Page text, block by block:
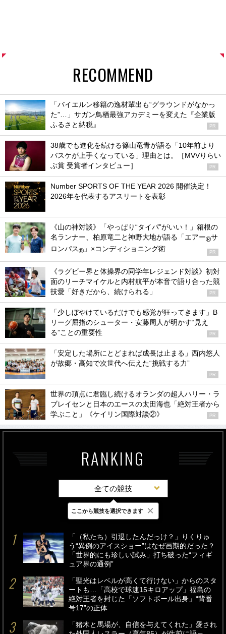
RECOMMEND
「バイエルン移籍の逸材輩出も“グラウンドがなかっ
た”…」サガン鳥栖最強アカデミーを変えた『企業版
ふるさと納税』
PR
38歳でも進化を続ける篠山竜青が語る「10年前より
バスケが上手くなっている」理由とは。［MVVりらい
ぶ賞 受賞者インタビュー］
PR
Number SPORTS OF THE YEAR 2026 開催決定！
2026年を代表するアスリートを表彰
《山の神対談》「やっぱり“タイパ”がいい！」箱根の
名ランナー、柏原竜二と神野大地が語る「エアー®サ
ロンパス® 」×コンディショニング術 PR
《ラグビー界と体操界の同学年レジェンド対談》初対
面のリーチマイケルと内村航平が本音で語り合った競
技愛「好きだから、続けられる」
PR
「少しぼやけているだけでも感覚が狂ってきます」B
リーグ屈指のシューター・安藤周人が明かす“見え
る”ことの重要性
PR
「安定した場所にとどまれば成長は止まる」西内悠人
が故郷・高知で次世代へ伝えた“挑戦する力”
PR
世界の頂点に君臨し続けるオランダの超人ハリー・ラ
ブレイセンと日本のエースの太田海也「絶対王者から
学ぶこと」《ケイリン国際対談②》
PR
RANKING
全ての競技
最新 24時間 週間
「（私たち）引退したんだっけ？」りくりゅ
う“異例のアイスショー”はなぜ画期的だった？
「世界的にも珍しい試み」打ち破った“フィギ
ュア界の通例”
「聖光はレベルが高くて行けない」からのスタ
ートも…「高校で球速15キロアップ」福島の
絶対王者を封じた「ソフトボール出身」“背番
号17”の正体
「猪木と馬場が、自信を与えてくれた」愛され
ここから競技を選択できます ×